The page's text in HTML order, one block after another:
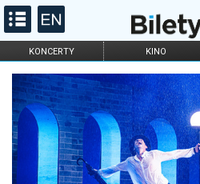
KONCERTY KINO
FILHARMONIA OPERA I BALET
DLA DZIECI
ONLINE